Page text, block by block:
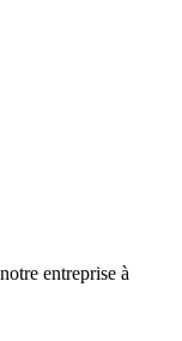
entreprise à